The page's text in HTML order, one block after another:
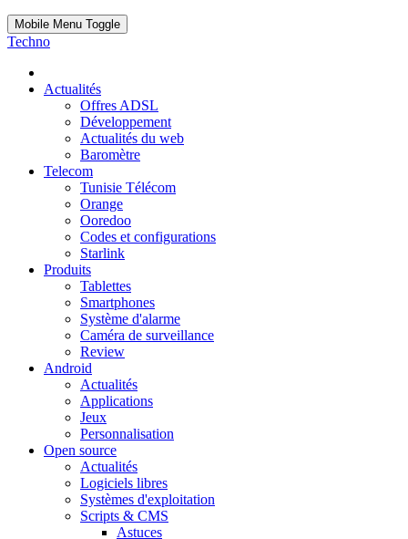
Mobile Menu Toggle
Techno
Actualités
Offres ADSL
Développement
Actualités du web
Baromètre
Telecom
Tunisie Télécom
Orange
Ooredoo
Codes et configurations
Starlink
Produits
Tablettes
Smartphones
Système d'alarme
Caméra de surveillance
Review
Android
Actualités
Applications
Jeux
Personnalisation
Open source
Actualités
Logiciels libres
Systèmes d'exploitation
Scripts & CMS
Astuces